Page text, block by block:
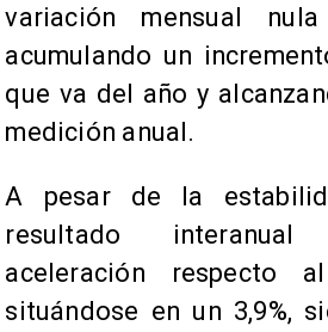
variación mensual
acumulando un
que va del año y
medición anual.
A pesar de la
resultado
aceleración respecto
situándose en un 3,9%,